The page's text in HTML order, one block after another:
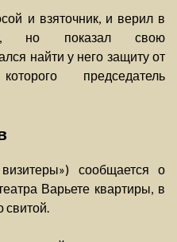
и взяточник, и верил в
но показал свою
найти у него защиту от
председатель
сообщается о
Варьете квартиры, в
свитой.